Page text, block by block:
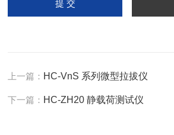
上一篇： HC-VnS 系列微型拉拔仪
下一篇： HC-ZH20 静载荷测试仪